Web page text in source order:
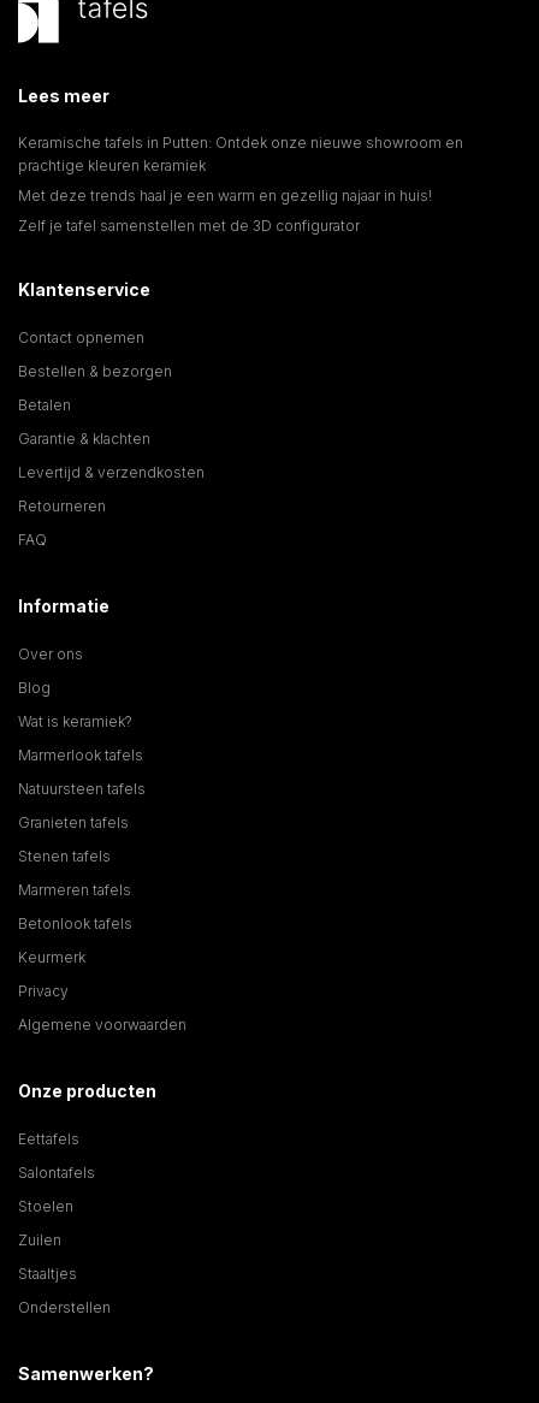
Lees meer
Keramische tafels in Putten: Ontdek onze nieuwe showroom en
prachtige kleuren keramiek
Met deze trends haal je een warm en gezellig najaar in huis!
Zelf je tafel samenstellen met de 3D configurator
Klantenservice
Contact opnemen
Bestellen & bezorgen
Betalen
Garantie & klachten
Levertijd & verzendkosten
Retourneren
FAQ
Informatie
Over ons
Blog
Wat is keramiek?
Marmerlook tafels
Natuursteen tafels
Granieten tafels
Stenen tafels
Marmeren tafels
Betonlook tafels
Keurmerk
Privacy
Algemene voorwaarden
Onze producten
Eettafels
Salontafels
Stoelen
Zuilen
Staaltjes
Onderstellen
Samenwerken?